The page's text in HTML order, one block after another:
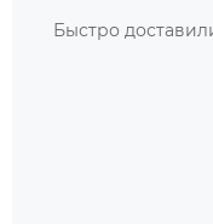
Быстро